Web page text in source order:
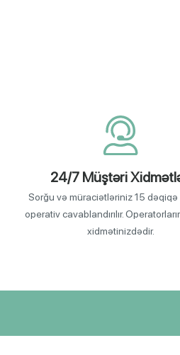
24/7 Müştəri
Sorğu və müraciətləriniz 15 dəqiqə
operativ cavablandırılır.
xidmətinizdədir.